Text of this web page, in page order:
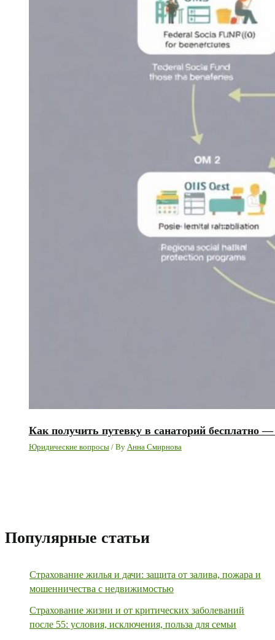
Как получить путевку в санаторий бесплатно
Юридические вопросы/ By Анна Смирнова
Популярные статьи
Страхование жилья и дачи: защита от залива, пожара и
мошенничества с недвижимостью
Страхование жизни и от критических заболеваний
после 55: условия, исключения, польза для семьи